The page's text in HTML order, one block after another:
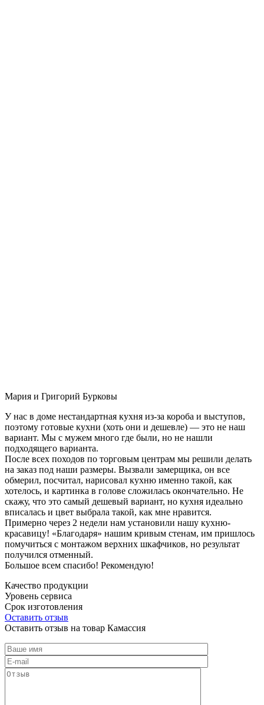
Мария и Григорий Бурковы
У нас в доме нестандартная кухня из-за короба и выступов,
поэтому готовые кухни (хоть они и дешевле) — это не наш
вариант. Мы с мужем много где были, но не нашли
подходящего варианта.
После всех походов по торговым центрам мы решили делать
на заказ под наши размеры. Вызвали замерщика, он все
обмерил, посчитал, нарисовал кухню именно такой, как
хотелось, и картинка в голове сложилась окончательно. Не
скажу, что это самый дешевый вариант, но кухня идеально
вписалась и цвет выбрала такой, как мне нравится.
Примерно через 2 недели нам установили нашу кухню-
красавицу! «Благодаря» нашим кривым стенам, им пришлось
помучиться с монтажом верхних шкафчиков, но результат
получился отменный.
Большое всем спасибо! Рекомендую!
Качество продукции
Уровень сервиса
Срок изготовления
Оставить отзыв
Оставить отзыв на товар Камассия